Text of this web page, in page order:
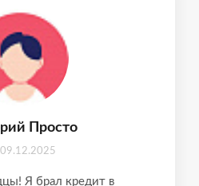
Я брал кредит в
Просто
09.12.2025